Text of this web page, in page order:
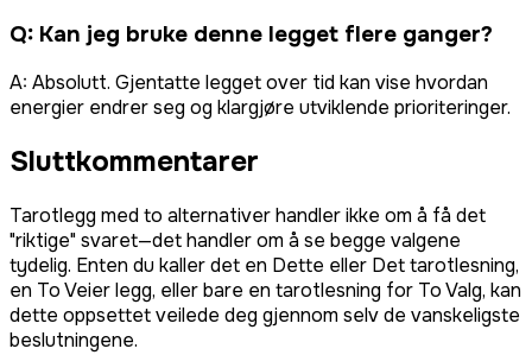
Q: Kan jeg bruke denne legget flere ganger?
A: Absolutt. Gjentatte legget over tid kan vise hvordan
energier endrer seg og klargjøre utviklende prioriteringer.
Sluttkommentarer
Tarotlegg med to alternativer handler ikke om å få det
"riktige" svaret—det handler om å se begge valgene
tydelig. Enten du kaller det en Dette eller Det tarotlesning,
en To Veier legg, eller bare en tarotlesning for To Valg, kan
dette oppsettet veilede deg gjennom selv de vanskeligste
beslutningene.